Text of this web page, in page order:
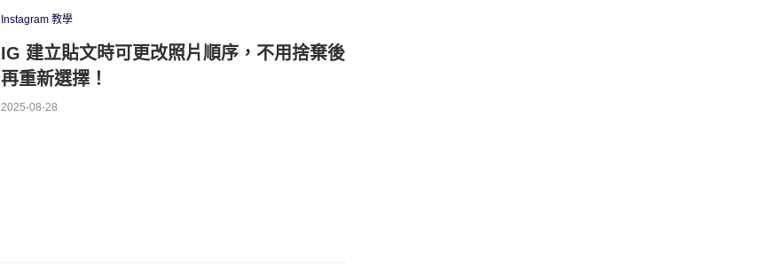
Instagram 教學
IG 建立貼文時可更改照片順序，不用捨棄後
再重新選擇！
2025-08-28